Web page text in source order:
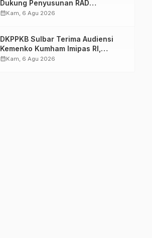
Dukung Penyusunan RAD
TPB/SDGs Sulawesi Barat
calendar_monthKam, 6 Agu 2026
DKPPKB Sulbar Terima Audiensi
Kemenko Kumham Imipas RI,
Perkuat Pelayanan Kesehatan bagi
calendar_monthKam, 6 Agu 2026